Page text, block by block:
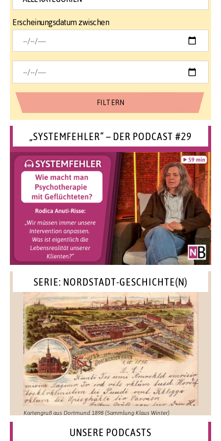
Erscheinungsdatum zwischen
„SYSTEMFEHLER“ – DER PODCAST #29
SERIE: NORDSTADT-GESCHICHTE(N)
Kartengruß aus Dortmund 1898 (Sammlung Klaus Winter)
UNSERE PODCASTS